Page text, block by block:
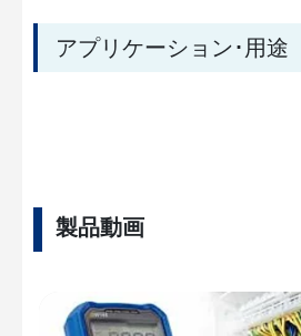
アプリケーション･用途
製品動画